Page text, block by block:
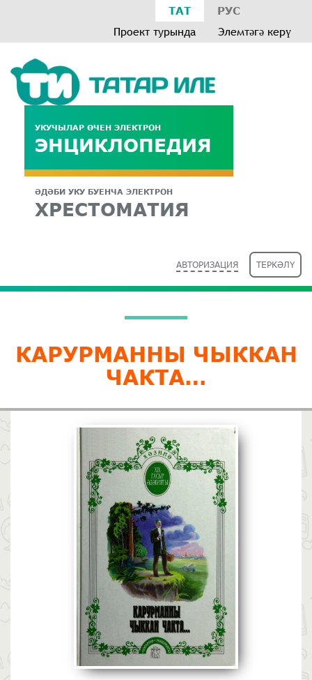
ТАТ РУС
Проект турында Элемтәгә керү
УКУЧЫЛАР ӨЧЕН ЭЛЕКТРОН
ЭНЦИКЛОПЕДИЯ
ӘДӘБИ УКУ БУЕНЧА ЭЛЕКТРОН
ХРЕСТОМАТИЯ
АВТОРИЗАЦИЯ ТЕРКӘЛҮ
КАРУРМАННЫ ЧЫККАН
ЧАКТА…